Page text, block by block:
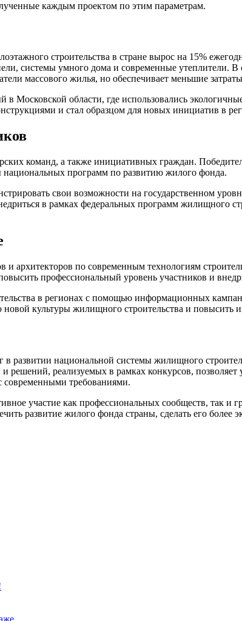
каждым проектом по этим параметрам.
строительства в стране вырос на 15%
системы умного дома и современные утеплители. В
массового жилья, но обеспечивает меньшие
области, где использовались
и стал образцом для новых инициатив в
команд, а также инициативных граждан.
национальных программ по развитию жилого фонда.
свои возможности на государственном
в рамках федеральных программ жилищного
архитекторов по современным технологиям
профессиональный уровень участников и
в регионах с помощью информационных
культуры жилищного строительства и
национальной системы жилищного
решений, реализуемых в рамках конкурсов,
современными требованиями.
участие как профессиональных сообществ, так
развитие жилого фонда страны, сделать его